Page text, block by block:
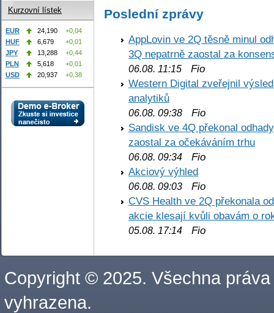
Poslední zprávy
AppLovin ve 2Q těsně minul
3Q nepatrně zaostal za
06.08. 11:15 Fio
Western Digital zveřejnil
analytiků
06.08. 09:38 Fio
Sandisk ve 4Q překonal
zaostal za očekáváním trhu
06.08. 09:34 Fio
Akciový výhled
06.08. 09:03 Fio
CVS Health ve 2Q překonala
akcie klesají kvůli obavám o
05.08. 17:14 Fio
Kurzovní lístek
EUR 24,190
+0,04
HUF
6,679
+0,01
JPY
13,288
+0,44
PLN
5,618
+0,01
USD
20,937 +0,38
Copyright © 2025. Všechna práva
vyhrazena.